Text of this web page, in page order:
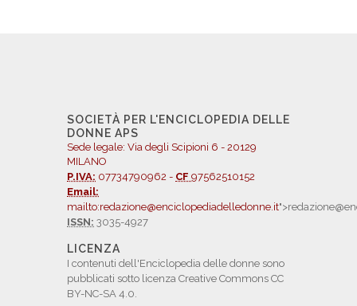
SOCIETÀ PER L'ENCICLOPEDIA DELLE
DONNE APS
Sede legale: Via degli Scipioni 6 - 20129
MILANO
P.IVA: 07734790962 - CF 97562510152
Email:
mailto:redazione@enciclopediadelledonne.it
ISSN: 3035-4927
LICENZA
I contenuti dell'Enciclopedia delle donne sono
pubblicati sotto licenza Creative Commons CC
BY-NC-SA 4.0.